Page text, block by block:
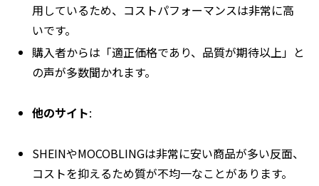
用しているため、コストパフォーマンスは非常に高
いです。
購入者からは「適正価格であり、品質が期待以上」と
の声が多数聞かれます。
他のサイト:
SHEINやMOCOBLINGは非常に安い商品が多い反面、
コストを抑えるため質が不均一なことがあります。